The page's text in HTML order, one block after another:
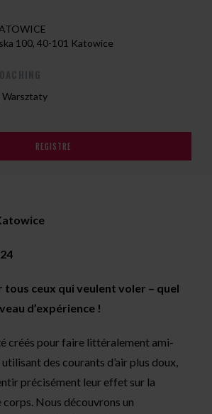
100, 40-101 Katowice
Warsztaty
REGISTRE
tous ceux qui veulent voler – quel
d’expérience !
créés pour faire littéralement ami-
utilisant des courants d’air plus doux,
précisément leur effet sur la
Nous découvrons un